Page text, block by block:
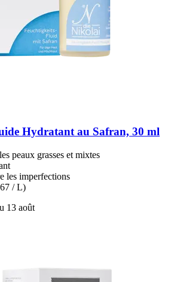
Hydratant au Safran, 30 ml
peaux grasses et mixtes
les imperfections
/ L)
13 août